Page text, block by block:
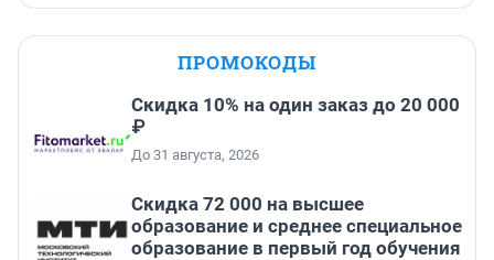
ПРОМОКОДЫ
Скидка 10% на один заказ до 20 000
₽
До 31 августа, 2026
Скидка 72 000 на высшее
образование и среднее специальное
образование в первый год обучения